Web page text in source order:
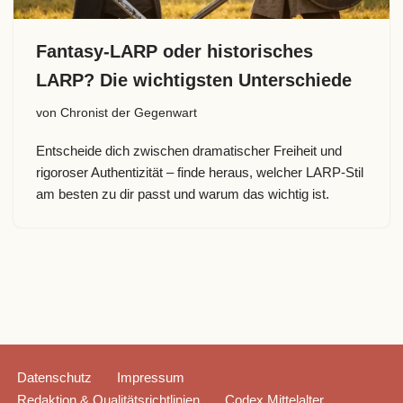
Fantasy-LARP oder historisches
LARP? Die wichtigsten Unterschiede
von Chronist der Gegenwart
Entscheide dich zwischen dramatischer Freiheit und
rigoroser Authentizität – finde heraus, welcher LARP-Stil
am besten zu dir passt und warum das wichtig ist.
Datenschutz
Impressum